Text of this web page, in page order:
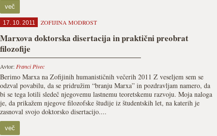
več
17. 10. 2011 ZOFIJINA MODROST
Marxova doktorska disertacija in praktični preobrat
filozofije
Avtor: Franci Pivec
Berimo Marxa na Zofijinih humanističnih večerih 2011 Z veseljem sem se
odzval povabilu, da se pridružim “branju Marxa” in pozdravljam namero, da
bi se tega lotili sledeč njegovemu lastnemu teoretskemu razvoju. Moja naloga
je, da prikažem njegove filozofske študije iz študentskih let, na katerih je
zasnoval svojo doktorsko disertacijo....
več